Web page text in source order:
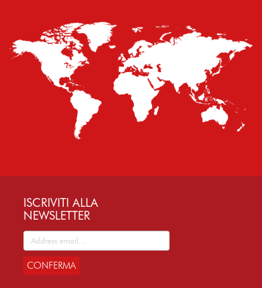
ISCRIVITI ALLA
NEWSLETTER
CONFERMA